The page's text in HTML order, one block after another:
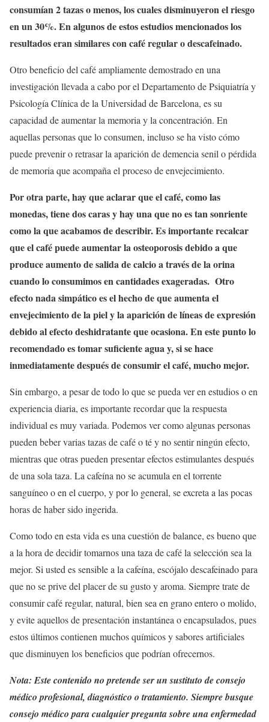
consumían 2 tazas o menos, los cuales disminuyeron el riesgo
en un 30%. En algunos de estos estudios mencionados los
resultados eran similares con café regular o descafeinado.
Otro beneficio del café ampliamente demostrado en una
investigación llevada a cabo por el Departamento de Psiquiatría y
Psicología Clínica de la Universidad de Barcelona, es su
capacidad de aumentar la memoria y la concentración. En
aquellas personas que lo consumen, incluso se ha visto cómo
puede prevenir o retrasar la aparición de demencia senil o pérdida
de memoria que acompaña el proceso de envejecimiento.
Por otra parte, hay que aclarar que el café, como las
monedas, tiene dos caras y hay una que no es tan sonriente
como la que acabamos de describir. Es importante recalcar
que el café puede aumentar la osteoporosis debido a que
produce aumento de salida de calcio a través de la orina
cuando lo consumimos en cantidades exageradas. Otro
efecto nada simpático es el hecho de que aumenta el
envejecimiento de la piel y la aparición de líneas de expresión
debido al efecto deshidratante que ocasiona. En este punto lo
recomendado es tomar suficiente agua y, si se hace
inmediatamente después de consumir el café, mucho mejor.
Sin embargo, a pesar de todo lo que se pueda ver en estudios o en
experiencia diaria, es importante recordar que la respuesta
individual es muy variada. Podemos ver como algunas personas
pueden beber varias tazas de café o té y no sentir ningún efecto,
mientras que otras pueden presentar efectos estimulantes después
de una sola taza. La cafeína no se acumula en el torrente
sanguíneo o en el cuerpo, y por lo general, se excreta a las pocas
horas de haber sido ingerida.
Como todo en esta vida es una cuestión de balance, es bueno que
a la hora de decidir tomarnos una taza de café la selección sea la
mejor. Si usted es sensible a la cafeína, escójalo descafeinado para
que no se prive del placer de su gusto y aroma. Siempre trate de
consumir café regular, natural, bien sea en grano entero o molido,
y evite aquellos de presentación instantánea o encapsulados, pues
estos últimos contienen muchos químicos y sabores artificiales
que disminuyen los beneficios que podrían ofrecernos.
Nota: Este contenido no pretende ser un sustituto de consejo
médico profesional, diagnóstico o tratamiento. Siempre busque
consejo médico para cualquier pregunta sobre una enfermedad